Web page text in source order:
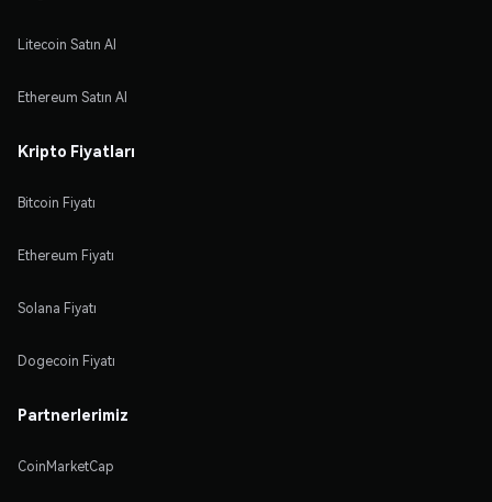
Litecoin Satın Al
Ethereum Satın Al
Kripto Fiyatları
Bitcoin Fiyatı
Ethereum Fiyatı
Solana Fiyatı
Dogecoin Fiyatı
Partnerlerimiz
CoinMarketCap